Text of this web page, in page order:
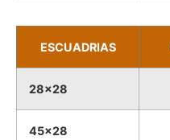
ESCUADRIAS
28x28
45x28